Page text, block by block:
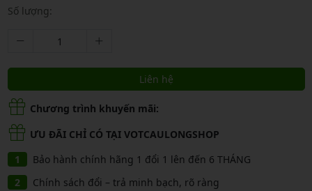
Số lượng:
Liên hệ
Chương trình khuyến mãi:
ƯU ĐÃI CHỈ CÓ TẠI VOTCAULONGSHOP
Bảo hành chính hãng 1 đổi 1 lên đến 6 THÁNG
Chính sách đổi – trả minh bạch, rõ ràng